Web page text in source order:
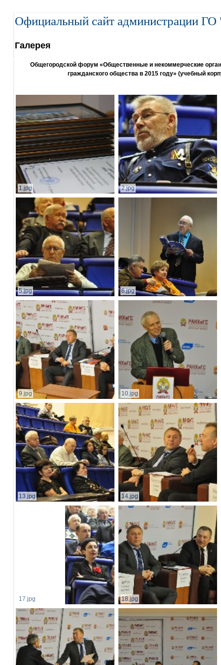
Официальный сайт администрации ГО
Галерея
Общегородской форум «Общественные и некоммерческие
гражданского общества в 2015 году» (учебный
1.jpg 2.jpg
5.jpg 6.jpg
9.jpg 10.jpg
13.jpg 14.jpg
17.jpg 18.jpg